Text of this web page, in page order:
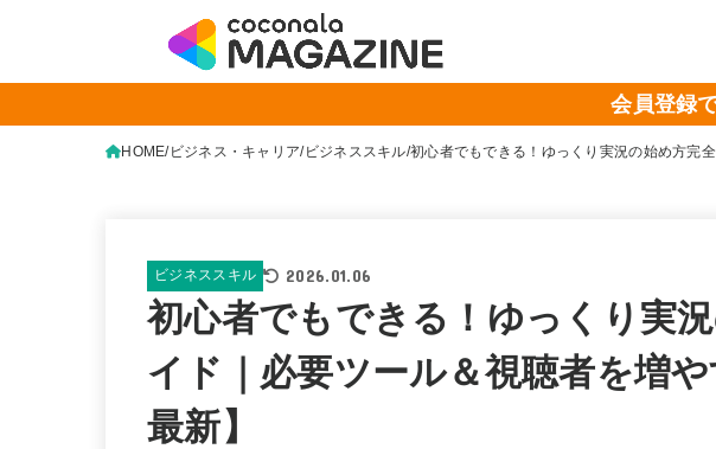
会員登録
HOME ビジネス・キャリア ビジネススキル 初心者でもできる！ゆっくり実況の始め方完
ビジネススキル 2026.01.06
初心者でもできる！ゆっくり実
イド｜必要ツール＆視聴者を増
最新】